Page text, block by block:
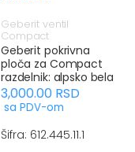
Geberit ventil
Compact
Geberit pokrivna
ploča za Compact
razdelnik: alpsko bela
3,000.00 RSD
sa PDV-om
Šifra: 612.445.11.1